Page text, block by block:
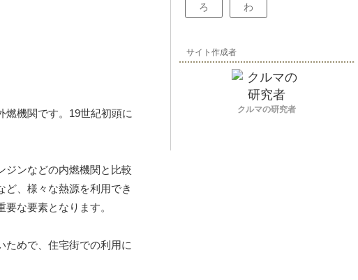
燃機関です。19世紀初頭に
ジンなどの内燃機関と比較
ど、様々な熱源を利用でき
要な要素となります。
ためで、住宅街での利用に
ろ わ
サイト作成者
クルマの研究者